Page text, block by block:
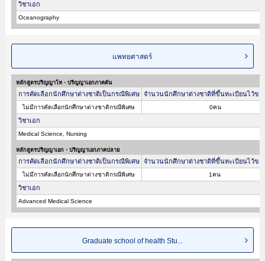
วิชาเอก
Oceanography
แพทยศาสตร์
หลักสูตรปริญญาโท・ปริญญาเอกภาคต้น
การคัดเลือกนักศึกษาต่างชาติเป็นกรณีพิเศษ จำนวนนักศึกษาต่างชาติที่ขึ้นทะเบียนไว้ขอ
ไม่มีการคัดเลือกนักศึกษาต่างชาติกรณีพิเศษ 0คน
วิชาเอก
Medical Science, Nursing
หลักสูตรปริญญาเอก・ปริญญาเอกภาคปลาย
การคัดเลือกนักศึกษาต่างชาติเป็นกรณีพิเศษ จำนวนนักศึกษาต่างชาติที่ขึ้นทะเบียนไว้ขอ
ไม่มีการคัดเลือกนักศึกษาต่างชาติกรณีพิเศษ 1คน
วิชาเอก
Advanced Medical Science
Graduate school of health Stu...